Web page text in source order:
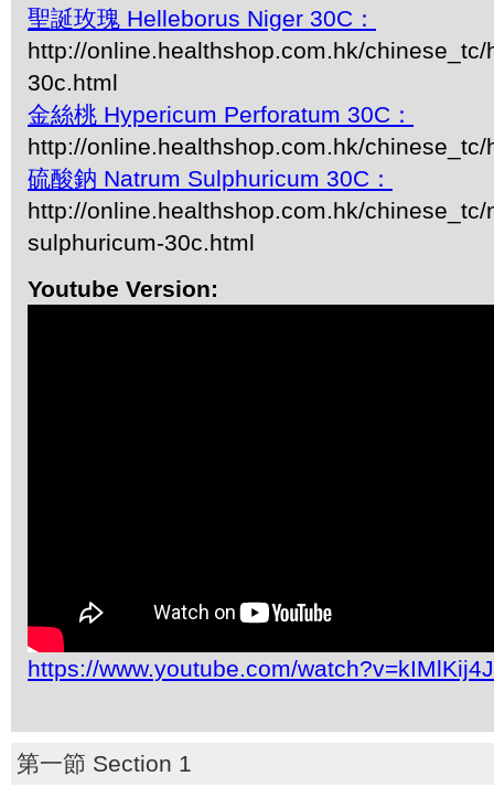
聖誕玫瑰 Helleborus Niger 30C：
http://online.healthshop.com.hk/
30c.html
金絲桃 Hypericum Perforatum 30C：
http://online.healthshop.com.hk/
硫酸鈉 Natrum Sulphuricum 30C：
http://online.healthshop.com.hk/chinese_tc/
sulphuricum-30c.html
Youtube Version:
https://www.youtube.com/
第一節 Section 1